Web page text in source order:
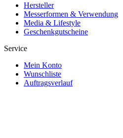
Hersteller
Messerformen & Verwendung
Media & Lifestyle
Geschenkgutscheine
Service
Mein Konto
Wunschliste
Auftragsverlauf